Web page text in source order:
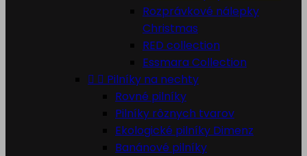
Rozprávkové nálepky
Christmas
RED collection
Essmara Collection
  Pilníky na nechty
Rovné pilníky
Pilníky rôznych tvarov
Ekologické pilníky Dimenz
Banánové pilníky